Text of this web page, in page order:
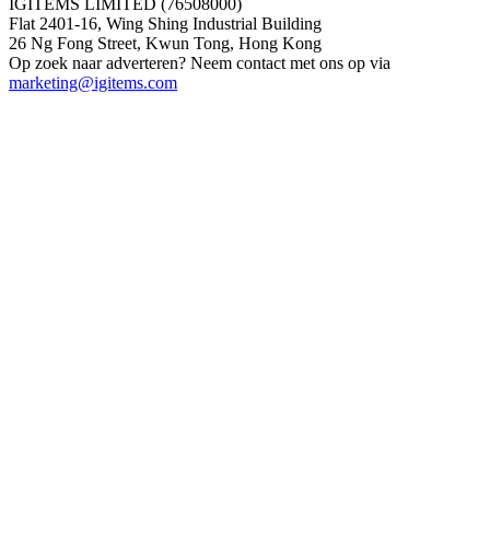
IGITEMS LIMITED (76508000)
Flat 2401-16, Wing Shing Industrial Building
26 Ng Fong Street, Kwun Tong, Hong Kong
Op zoek naar adverteren? Neem contact met ons op via
marketing@igitems.com